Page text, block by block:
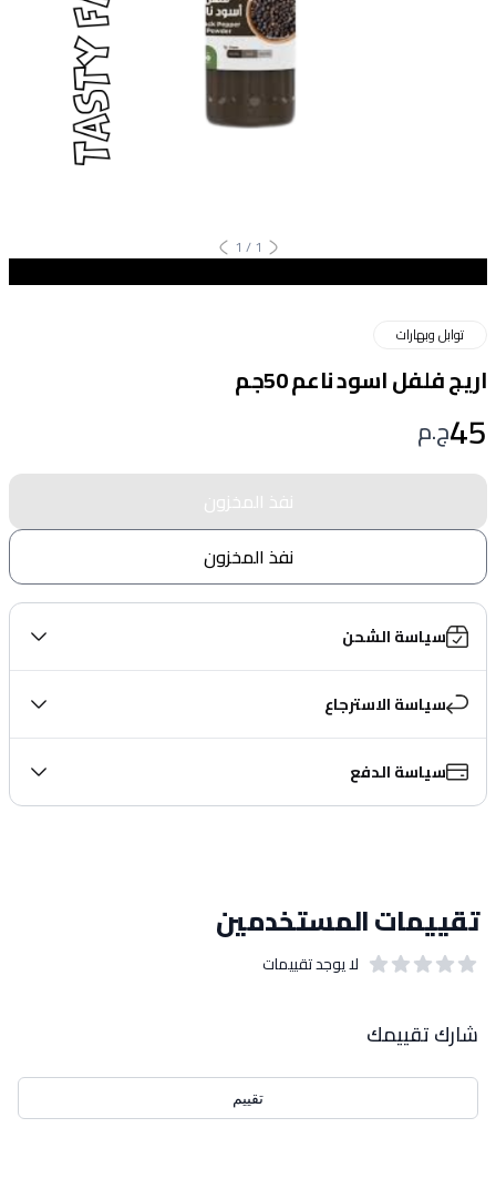
1
/
1
توابل وبهارات
اريج فلفل اسود ناعم 50جم
45ج.م
نفذ المخزون
نفذ المخزون
سياسة الشحن
سياسة الاسترجاع
سياسة الدفع
تقييمات المستخدمين
لا يوجد تقييمات
شارك تقييمك
تقييم